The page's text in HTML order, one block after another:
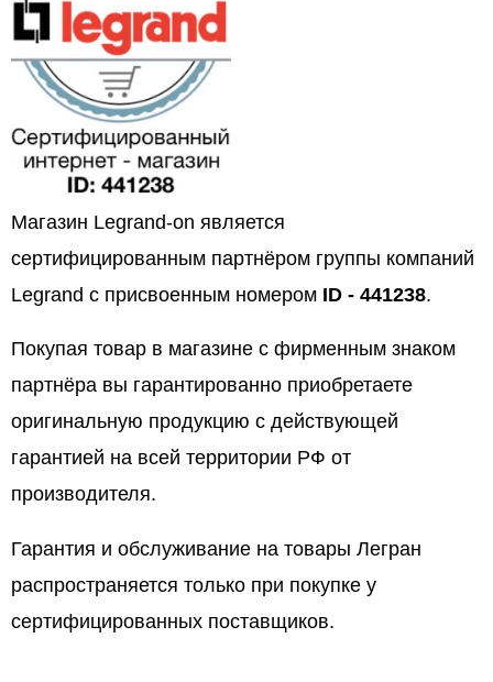
Магазин Legrand-on является
сертифицированным партнёром группы компаний
Legrand с присвоенным номером ID - 441238.
Покупая товар в магазине с фирменным знаком
партнёра вы гарантированно приобретаете
оригинальную продукцию с действующей
гарантией на всей территории РФ от
производителя.
Гарантия и обслуживание на товары Легран
распространяется только при покупке у
сертифицированных поставщиков.